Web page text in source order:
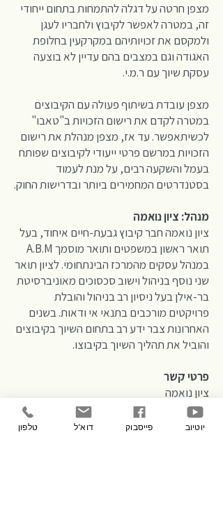
מצפן חרטה על דגלה להתמחות בתחום ייחודי
זה, במטרה לאפשר לקיבוץ ולחבריו לעגן
ולמקסם את זכויותיהם במקרקעין בחלופת
האגודה וגם במצבים בהם עדיין לא בוצעה
עסקת שיוך עם ר.מ.י.
מצפן עובדת בשיתוף פעולה עם הקיבוצים
במטרה לקדם את רישום הזכויות ב"טאבו"
לכשיתאפשר. עד אז, מצפן מנהלת את רישום
הזכויות במרשם פרטי ייעודי לקיבוצים שפותח
בעמל והשקעה רבים, על מנת לעמוד
בסטנדרטים המחמירים ביותר ובדרישות החוק.
מנהל: ציון נואמה
ציון נואמה חבר קיבוץ גבעת-חיים איחוד, בעל
תואר ראשון במשפטים ותואר מוסמך A.B.M
במנהל עסקים מהמרכז הבינתחומי. לציון תואר
שני נוסף בניהול וישוב סכסוכים מאוניברסיטת
בר-אילן בעל ניסיון רב בניהול והובלת
פרויקטים מורכבים בתנאי אי ודאות. בשנים
האחרונות צבר ידע רב בתחום השיוך בקיבוצים
והוביל את תהליך השיוך בקיבוצו.
פרטי קשר
ציון נואמה
טלפון :
052-9452545
מייל:tzion@mishkei.co.il טלפון דוא"ל פייסבוק יוטיוב